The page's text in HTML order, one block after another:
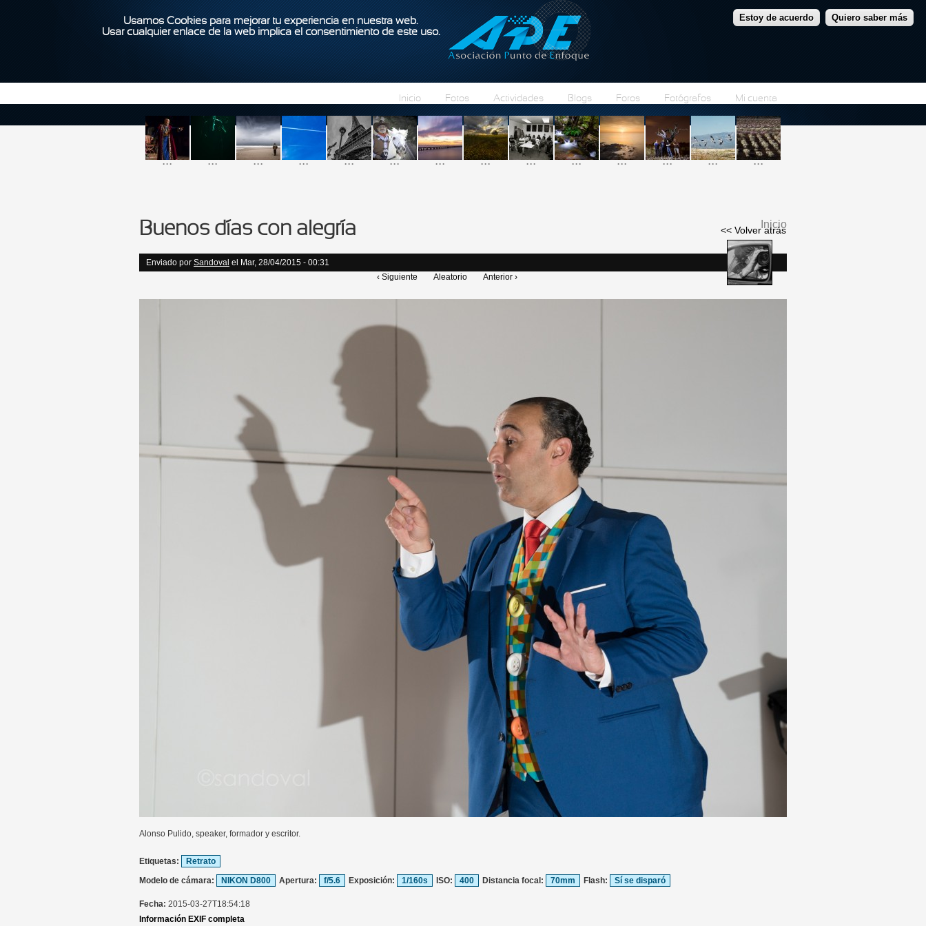
Usamos Cookies para mejorar tu experiencia en nuestra web.
Usar cualquier enlace de la web implica el consentimiento de este uso.
Estoy de acuerdo Quiero saber más
Pasar al contenido principal
Inicio Fotos Actividades Blogs Foros Fotógrafos Mi cuenta
... ... ... ... ... ... ... ... ... ... ... ... ... ...
Se encuentra usted
aquí
Inicio
Buenos días con alegría << Volver atrás
Enviado por Sandoval el Mar, 28/04/2015 - 00:31
‹ Siguiente
Aleatorio Anterior ›
Alonso Pulido, speaker, formador y escritor.
Etiquetas:
Retrato
Modelo de cámara:
NIKON D800 Apertura: f/5.6 Exposición: 1/160s ISO: 400 Distancia focal: 70mm Flash: Sí se disparó
Fecha: 2015-03-27T18:54:18
Información EXIF completa